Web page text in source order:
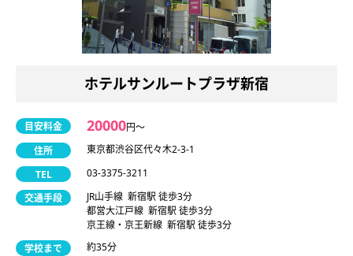
ホテルサンルートプラザ新宿
目安料金 20000円〜
住所
東京都渋谷区代々木2-3-1
TEL
03-3375-3211
交通手段
JR山手線 新宿駅 徒歩3分
都営大江戸線 新宿駅 徒歩3分
京王線・京王新線 新宿駅 徒歩3分
学校まで
約35分